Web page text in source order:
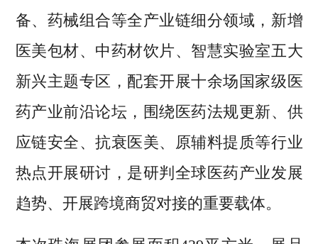
备、药械组合等全产业链细分领域，新增
医美包材、中药材饮片、智慧实验室五大
新兴主题专区，配套开展十余场国家级医
药产业前沿论坛，围绕医药法规更新、供
应链安全、抗衰医美、原辅料提质等行业
热点开展研讨，是研判全球医药产业发展
趋势、开展跨境商贸对接的重要载体。